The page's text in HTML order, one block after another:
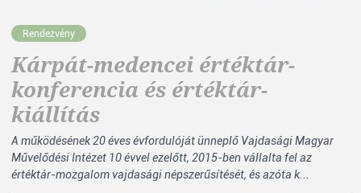
Rendezvény
Kárpát-medencei értéktár-
konferencia és értéktár-
kiállítás
A működésének 20 éves évfordulóját ünneplő Vajdasági Magyar
Művelődési Intézet 10 évvel ezelőtt, 2015-ben vállalta fel az
értéktár-mozgalom vajdasági népszerűsítését, és azóta k...